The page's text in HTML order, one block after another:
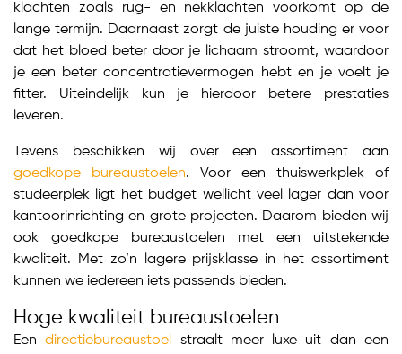
klachten zoals rug- en nekklachten voorkomt op de
lange termijn. Daarnaast zorgt de juiste houding er voor
dat het bloed beter door je lichaam stroomt, waardoor
je een beter concentratievermogen hebt en je voelt je
fitter. Uiteindelijk kun je hierdoor betere prestaties
leveren.
Tevens beschikken wij over een assortiment aan
goedkope bureaustoelen. Voor een thuiswerkplek of
studeerplek ligt het budget wellicht veel lager dan voor
kantoorinrichting en grote projecten. Daarom bieden wij
ook goedkope bureaustoelen met een uitstekende
kwaliteit. Met zo’n lagere prijsklasse in het assortiment
kunnen we iedereen iets passends bieden.
Hoge kwaliteit bureaustoelen
Eendirectiebureaustoel straalt meer luxe uit dan een